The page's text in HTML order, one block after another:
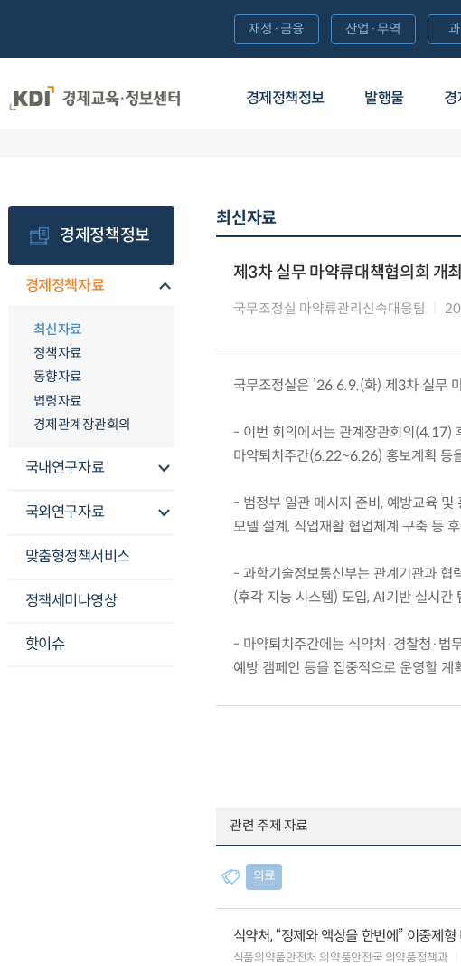
경제정책정보 발행물 경
재정·금융 산업·무역
경제정책정보
경제정책자료
최신자료
정책자료
동향자료
법령자료
경제관계장관회의
국내연구자료
국외연구자료
맞춤형정책서비스
정책세미나영상
핫이슈
최신자료
제3차 실무 마약류대책협의회 개최
국무조정실 마약류관리신속대응팀
국무조정실은 ’26.6.9.(화) 제3차 실무
- 이번 회의에서는 관계장관회의(4.17)
마약퇴치주간(6.22~6.26) 홍보계획 등
- 범정부 일관 메시지 준비, 예방교육 및
모델 설계, 직업재활 협업체계 구축 등
- 과학기술정보통신부는 관계기관과 협
(후각 지능 시스템) 도입, AI기반 실시간
- 마약퇴치주간에는 식약처·경찰청·법
예방 캠페인 등을 집중적으로 운영할 계
관련 주제 자료
의료
식약처, “정제와 액상을 한번에” 이중제
식품의약품안전처 의약품안전국 의약품정책과